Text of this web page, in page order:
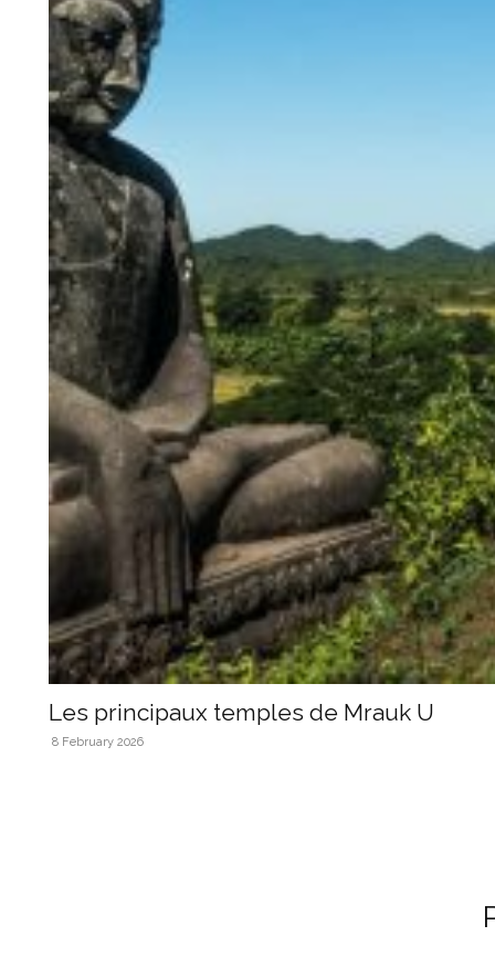
Les principaux temples de Mrauk U
8 February 2026